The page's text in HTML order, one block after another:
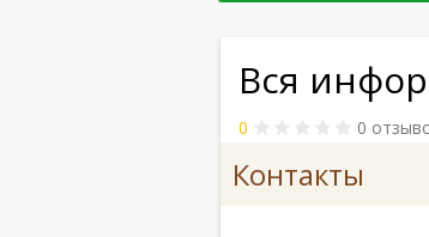
Вся
0 0
Контакты